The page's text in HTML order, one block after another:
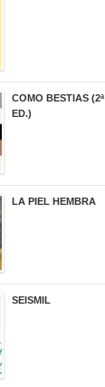
COMO BESTIAS (2ª
ED.)
LA PIEL HEMBRA
SEISMIL